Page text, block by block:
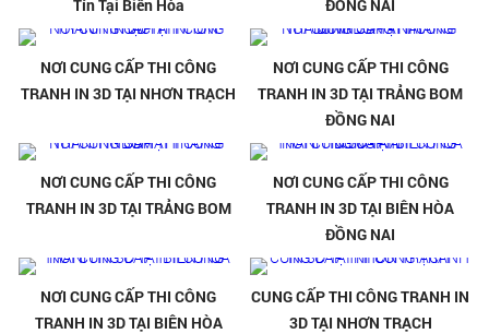
Tín Tại Biên Hòa
ĐỒNG NAI
NƠI CUNG CẤP THI CÔNG
TRANH IN 3D TẠI NHƠN TRẠCH
NƠI CUNG CẤP THI CÔNG
TRANH IN 3D TẠI TRẢNG BOM
ĐỒNG NAI
NƠI CUNG CẤP THI CÔNG
TRANH IN 3D TẠI TRẢNG BOM
NƠI CUNG CẤP THI CÔNG
TRANH IN 3D TẠI BIÊN HÒA
ĐỒNG NAI
NƠI CUNG CẤP THI CÔNG
TRANH IN 3D TẠI BIÊN HÒA
CUNG CẤP THI CÔNG TRANH IN
3D TẠI NHƠN TRẠCH